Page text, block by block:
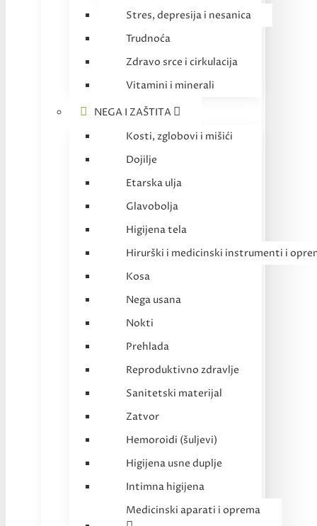
Stres, depresija i nesanica
Trudnoća
Zdravo srce i cirkulacija
Vitamini i minerali
NEGA I ZAŠTITA
Kosti, zglobovi i mišići
Dojilje
Etarska ulja
Glavobolja
Higijena tela
Hirurški i medicinski instrumenti i
Kosa
Nega usana
Nokti
Prehlada
Reproduktivno zdravlje
Sanitetski materijal
Zatvor
Hemoroidi (šuljevi)
Higijena usne duplje
Intimna higijena
Medicinski aparati i oprema